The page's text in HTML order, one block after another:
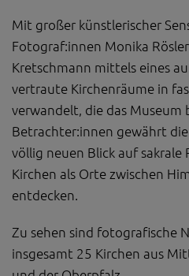
Eingebundene Inhalte
Optional sind externe Inhalte auf den
eingebunden. Das können
oder auch Anwendungen einer
Mit großer künstlerischer
Fotograf:innen Monika
Kretschmann mittels eines
vertraute Kirchenräume in
verwandelt, die das Museum
Betrachter:innen gewährt
völlig neuen Blick auf sakrale
Kirchen als Orte zwischen
entdecken.
Zu sehen sind fotografische
insgesamt 25 Kirchen aus